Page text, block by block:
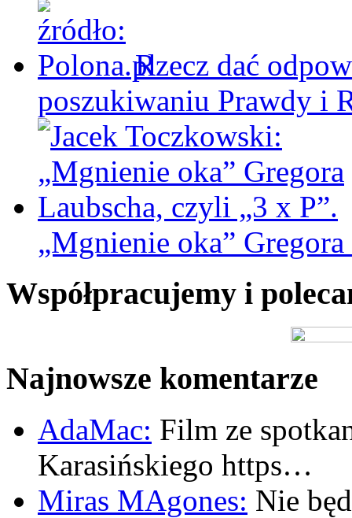
Rzecz dać
poszukiwaniu Prawdy i
„Mgnienie oka”
Współpracujemy i
Najnowsze komentarze
AdaMac: Film ze
Karasińskiego https…
Miras MAgones: Nie